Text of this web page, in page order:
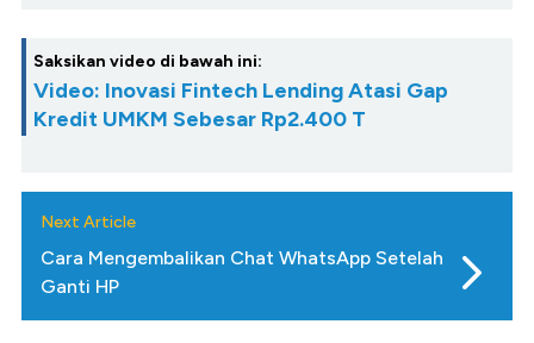
Saksikan video di bawah ini:
Video: Inovasi Fintech Lending Atasi Gap
Kredit UMKM Sebesar Rp2.400 T
Next Article
Cara Mengembalikan Chat WhatsApp Setelah
Ganti HP